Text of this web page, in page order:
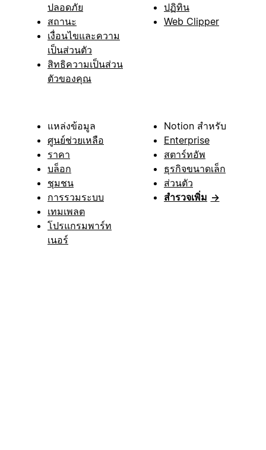
ปลอดภัย
สถานะ
เงื่อนไขและความ
เป็นส่วนตัว
สิทธิความเป็นส่วน
ตัวของคุณ
ปฏิทิน
Web Clipper
แหล่งข้อมูล
ศูนย์ช่วยเหลือ
ราคา
บล็อก
ชุมชน
การรวมระบบ
เทมเพลต
โปรแกรมพาร์ท
เนอร์
Notion สำหรับ
Enterprise
สตาร์ทอัพ
ธุรกิจขนาดเล็ก
ส่วนตัว
สำรวจเพิ่ม →